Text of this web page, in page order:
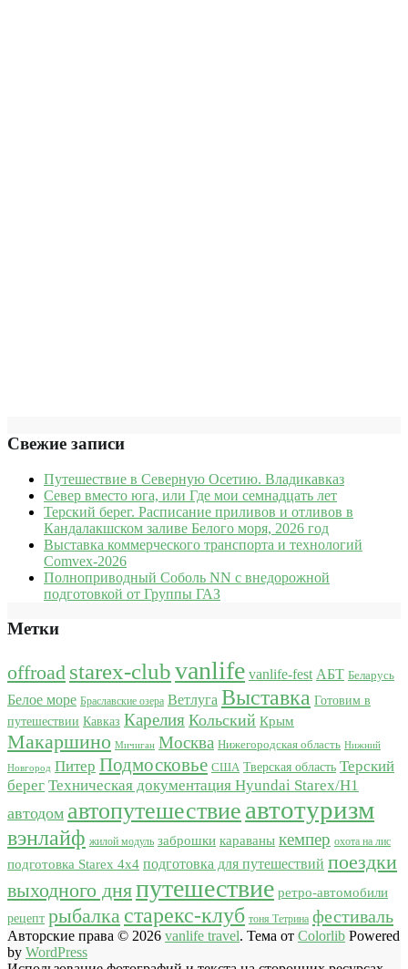
Свежие записи
Путешествие в Северную Осетию. Владикавказ
Север вместо юга, или Где мои семнадцать лет
Терский берег. Расписание приливов и отливов в
Кандалакшском заливе Белого моря, 2026 год
Выставка коммерческого транспорта и технологий
Comvex-2026
Полноприводный Соболь NN с внедорожной
подготовкой от Группы ГАЗ
Метки
offroad starex-clubvanlife vanlife-fest АБТ Беларусь
Белое море Браславские озера Ветлуга Выставка Готовим в
путешествии Кавказ Карелия Кольский Крым
Макаршино Мичиган Москва Нижегородская область Нижний
Новгород Питер Подмосковье США Тверская область Терский
берег Техническая документация Hyundai Starex/H1
автодом автопутешествие автотуризм
вэнлайф жилой модуль заброшки караваны кемпер охота на лис
подготовка Starex 4x4 подготовка для путешествий поездки
выходного дняпутешествие ретро-автомобили
рецепт рыбалка старекс-клуб тоня Тетрина фестиваль
Авторские права © 2026 vanlife travel. Тема от Colorlib Powered
by WordPress